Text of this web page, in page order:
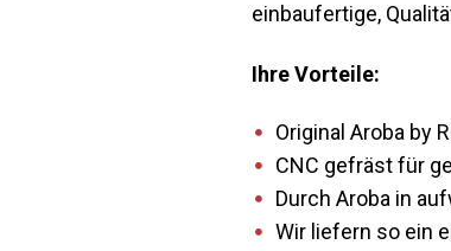
einbaufertige,
Ihre Vorteile:
Original Aroba by
CNC gefräst für
Durch Aroba in
Wir liefern so ein